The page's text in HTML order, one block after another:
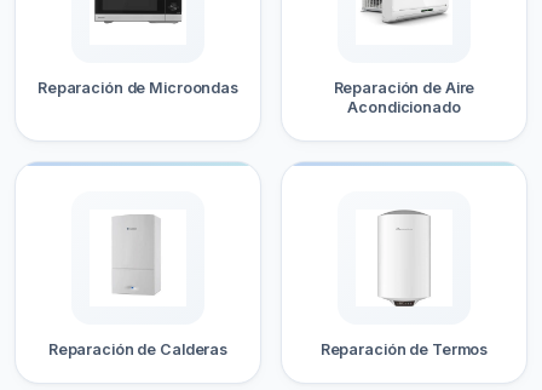
Reparación de Microondas
Reparación de Aire
Acondicionado
Reparación de Calderas Reparación de Termos